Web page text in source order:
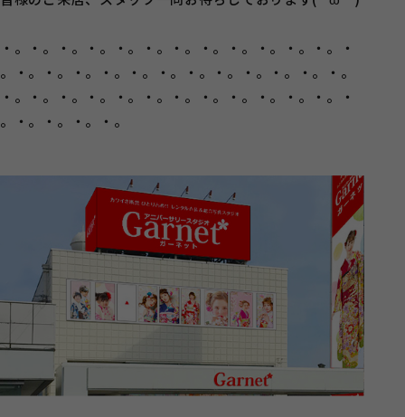
・。・。・。・。・。・。・。・。・。・。・。・。・
。・。・。・。・。・。・。・。・。・。・。・。・。
・。・。・。・。・。・。・。・。・。・。・。・。・
。・。・。・。・。